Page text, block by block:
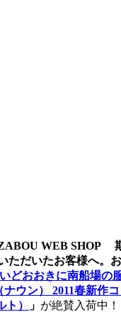
WEB SHOP
だいたお客様へ。
どおおきに南船場
ウン） 2011春新作
）
」 が絶賛入荷中